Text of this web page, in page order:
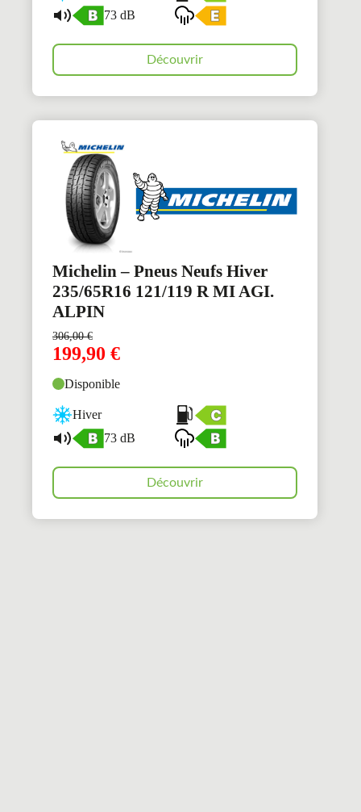
73 dB
Découvrir
Michelin – Pneus Neufs Hiver
235/65R16 121/119 R MI AGI.
ALPIN
306,00€
199,90 €
Disponible
Hiver
73 dB
Découvrir